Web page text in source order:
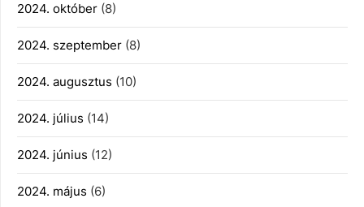
2024. október (8)
2024. szeptember (8)
2024. augusztus (10)
2024. július (14)
2024. június (12)
2024. május (6)